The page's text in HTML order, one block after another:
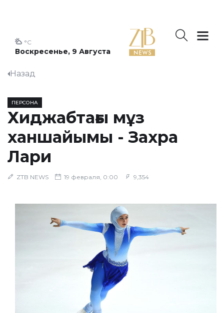
Воскресенье, 9 Августа
°C
Назад
ПЕРСОНА
Хиджабтағы мұз
ханшайымы - Захра
Лари
ZTB NEWS 19 февраля, 0:00 9,354